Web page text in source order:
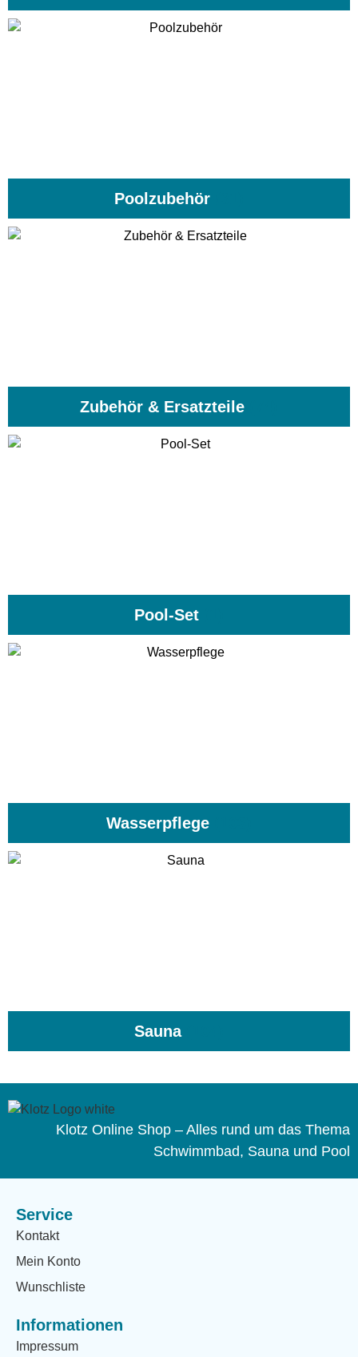
Poolzubehör
Zubehör & Ersatzteile
Pool-Set
Wasserpflege
Sauna
Klotz Online Shop – Alles rund um das Thema
Schwimmbad, Sauna und Pool
Service
Kontakt
Mein Konto
Wunschliste
Informationen
Impressum